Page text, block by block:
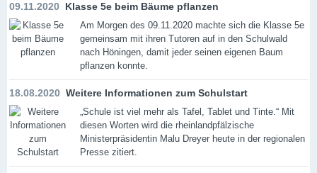
09.11.2020 Klasse 5e beim Bäume pflanzen
Am Morgen des 09.11.2020 machte sich die Klasse 5e
gemeinsam mit ihren Tutoren auf in den Schulwald
nach Höningen, damit jeder seinen eigenen Baum
pflanzen konnte.
18.08.2020 Weitere Informationen zum Schulstart
„Schule ist viel mehr als Tafel, Tablet und Tinte.“ Mit
diesen Worten wird die rheinlandpfälzische
Ministerpräsidentin Malu Dreyer heute in der regionalen
Presse zitiert.